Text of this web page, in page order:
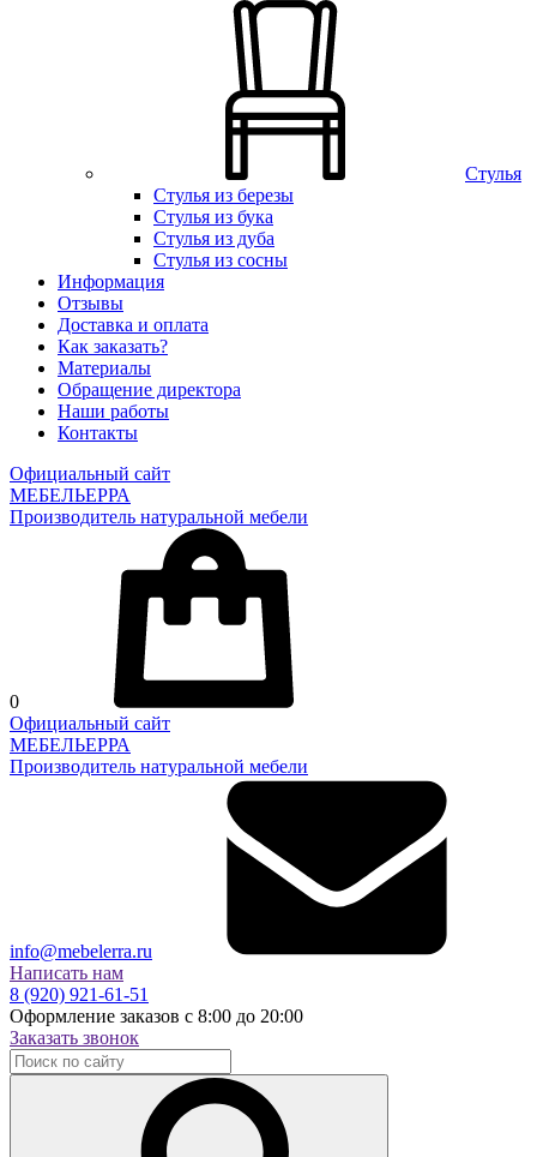
Стулья
Стулья из березы
Стулья из бука
Стулья из дуба
Стулья из сосны
Информация
Отзывы
Доставка и оплата
Как заказать?
Материалы
Обращение директора
Наши работы
Контакты
Официальный сайт
МЕБЕЛЬЕРРА
Производитель натуральной мебели
0
Официальный сайт
МЕБЕЛЬЕРРА
Производитель натуральной мебели
info@mebelerra.ru
Написать нам
8 (920) 921-61-51
Оформление заказов с 8:00 до 20:00
Заказать звонок